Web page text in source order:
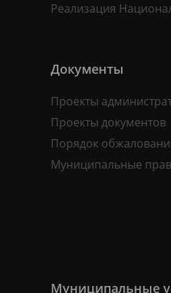
Реализация
Документы
Проекты
Проекты документов
Порядок
Муниципальные
Муниципальные